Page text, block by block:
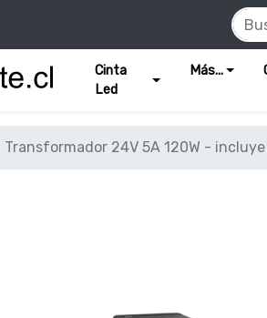
Cinta
Led
Más...
Transformador 24V 5A 120W -